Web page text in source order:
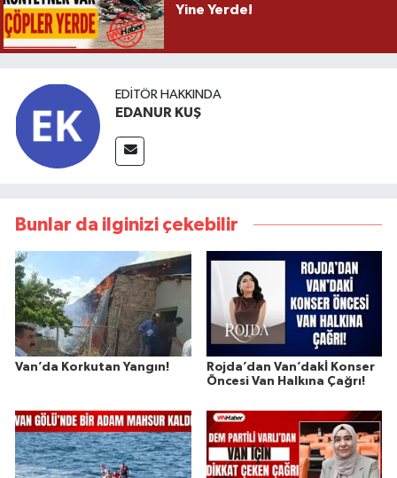
Yine Yerde!
EDITÖR HAKKINDA
EDANUR KUŞ
Bunlar da ilginizi çekebilir
Van’da Korkutan Yangın!
Rojda’dan Van’dakİ Konser
Öncesi Van Halkına Çağrı!